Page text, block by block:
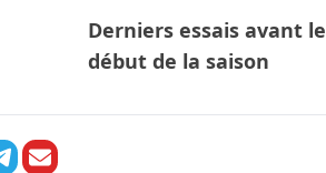
Derniers essais avant le
début de la saison